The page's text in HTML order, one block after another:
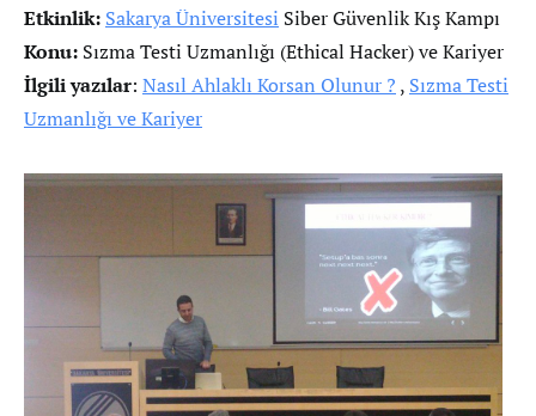
Etkinlik: Sakarya Üniversitesi Siber Güvenlik Kış Kampı
Konu: Sızma Testi Uzmanlığı (Ethical Hacker) ve Kariyer
İlgili yazılar: Nasıl Ahlaklı Korsan Olunur ? , Sızma Testi
Uzmanlığı ve Kariyer